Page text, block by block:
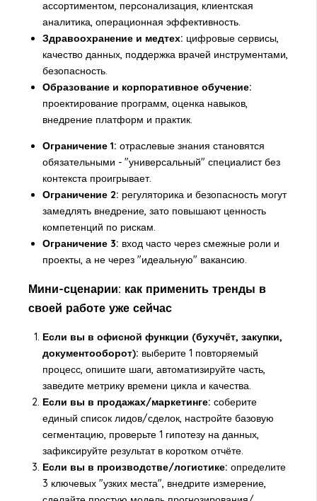
ассортиментом, персонализация, клиентская
аналитика, операционная эффективность.
Здравоохранение и медтех: цифровые сервисы,
качество данных, поддержка врачей инструментами,
безопасность.
Образование и корпоративное обучение:
проектирование программ, оценка навыков,
внедрение платформ и практик.
Ограничение 1: отраслевые знания становятся
обязательными - "универсальный" специалист без
контекста проигрывает.
Ограничение 2: регуляторика и безопасность могут
замедлять внедрение, зато повышают ценность
компетенций по рискам.
Ограничение 3: вход часто через смежные роли и
проекты, а не через "идеальную" вакансию.
Мини-сценарии: как применить тренды в
своей работе уже сейчас
Если вы в офисной функции (бухучёт, закупки,
документооборот): выберите 1 повторяемый
процесс, опишите шаги, автоматизируйте часть,
заведите метрику времени цикла и качества.
Если вы в продажах/маркетинге: соберите
единый список лидов/сделок, настройте базовую
сегментацию, проверьте 1 гипотезу на данных,
зафиксируйте результат в коротком отчёте.
Если вы в производстве/логистике: определите
3 ключевых "узких места", внедрите измерение,